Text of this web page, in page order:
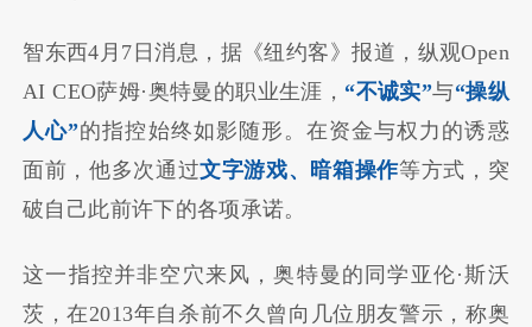
智东西4月7日消息，据《纽约客》报道，纵观Open
AI CEO萨姆·奥特曼的职业生涯， “不诚实”与“操纵
人心”的指控始终如影随形。在资金与权力的诱惑
面前，他多次通过文字游戏、暗箱操作等方式，突
破自己此前许下的各项承诺。
这一指控并非空穴来风，奥特曼的同学亚伦·斯沃
茨，在2013年自杀前不久曾向几位朋友警示，称奥